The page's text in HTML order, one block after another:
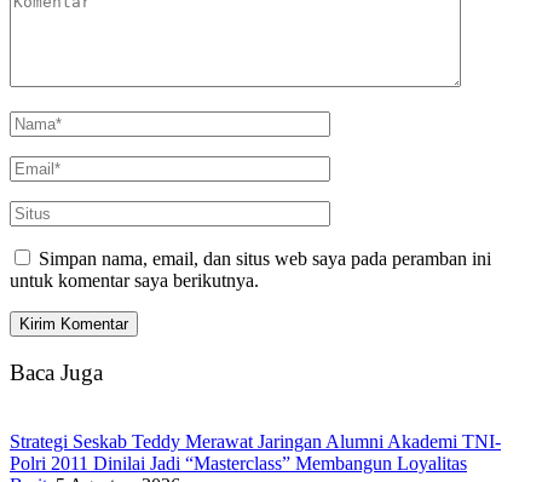
Simpan nama, email, dan situs web saya pada peramban ini
untuk komentar saya berikutnya.
Baca Juga
Strategi Seskab Teddy Merawat Jaringan Alumni Akademi TNI-
Polri 2011 Dinilai Jadi “Masterclass” Membangun Loyalitas